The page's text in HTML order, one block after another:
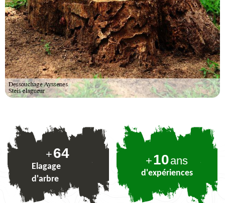
+79
Elagage
d'arbre
+10ans
d'expériences